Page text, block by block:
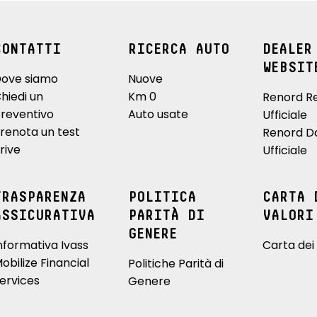
siamo
un
un test
RICERCA AUTO
Nuove
Km 0
Auto usate
DEALER
Renord
Ufficiale
Renord
Ufficiale
Ivass
Financial
POLITICA
PARITÀ DI
GENERE
Politiche Parità di
Genere
CARTA
VALORI
Carta dei